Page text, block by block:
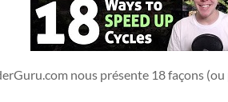
nous présente 18 façons (ou